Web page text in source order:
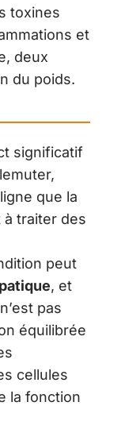
toxines
et
deux
du poids.
significatif
que la
traiter des
peut
, et
pas
équilibrée
cellules
la fonction